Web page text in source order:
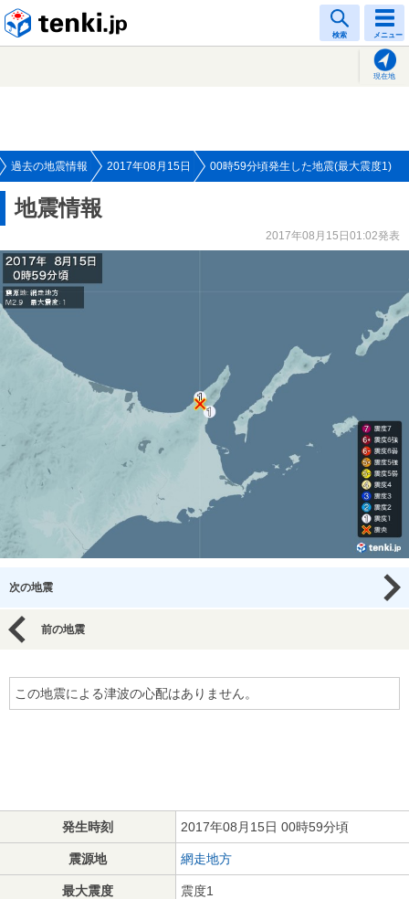
検索 メニュー
現在地
過去の地震情報 2017年08月15日 00時59分頃発生した地震(最大震度1)
地震情報
2017年08月15日01:02発表
次の地震
前の地震
この地震による津波の心配はありません。
発生時刻 2017年08月15日 00時59分頃
震源地 網走地方
最大震度 震度1